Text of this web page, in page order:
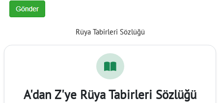
Rüya Tabirleri Sözlüğü
A'dan Z'ye Rüya Tabirleri Sözlüğü